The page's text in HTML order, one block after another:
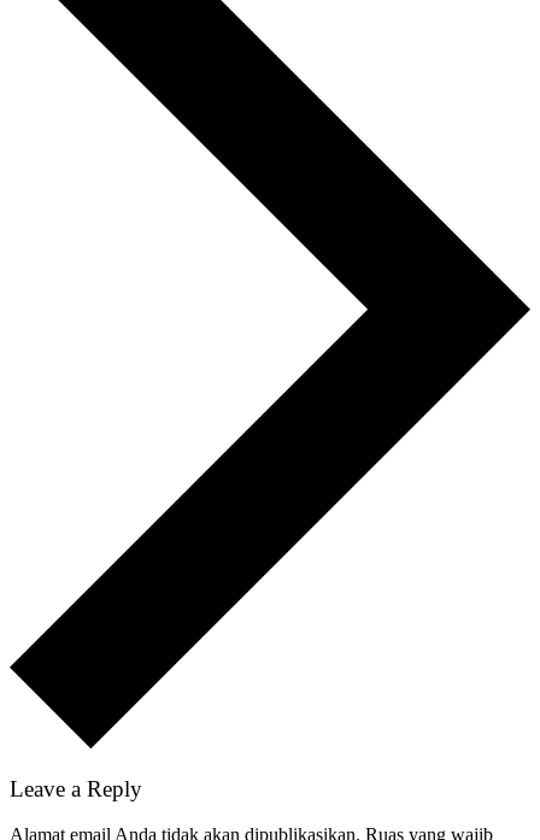
Leave a Reply
Alamat email Anda tidak akan dipublikasikan. Ruas yang wajib